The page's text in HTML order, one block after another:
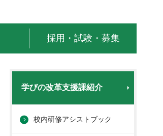
採用・試験・募集
学びの改革支援課紹介
校内研修アシストブック